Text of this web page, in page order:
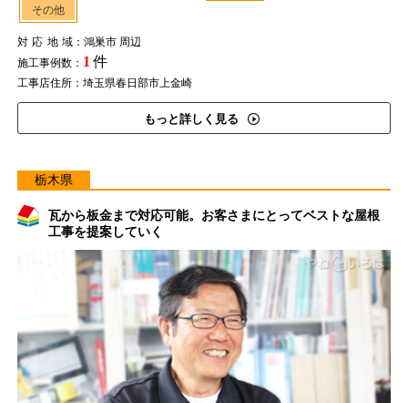
その他
対応地域：鴻巣市 周辺
施工事例数： 1 件
工事店住所：埼玉県春日部市上金崎
もっと詳しく見る
栃木県
瓦から板金まで対応可能。お客さまにとってベストな屋根
工事を提案していく